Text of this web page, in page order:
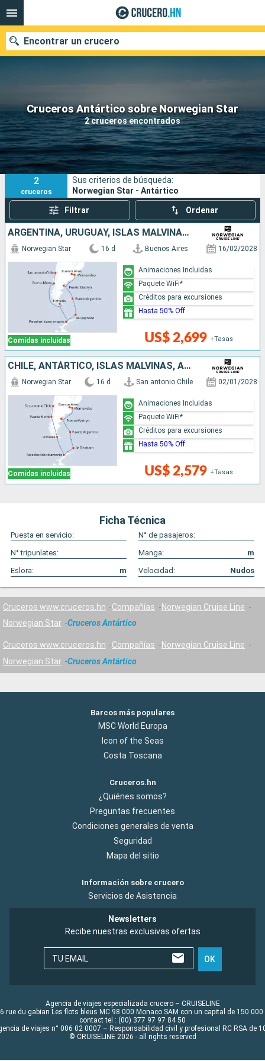
Cruceros Antártico sobre Norwegian Star
2 cruceros encontrados
Encontrar un crucero
Nuestros destinos
Fecha de salida
Puertos Compañías
Buscar
2
cruceros
Sus criterios de búsqueda:
Norwegian Star - Antártico
Filtrar Ordenar
ARGENTINA, URUGUAY, ISLAS MALVINAS, ANTÁRTICO, CHILE
Comidas incluidas
Norwegian Star 16 d Buenos Aires 16/02/2028
US$ 2,699 +Tasas
Animaciones Incluidas
Paquete WiFi*
Créditos para excursiones
Hasta 50% Off
CHILE, ANTÁRTICO, ISLAS MALVINAS, ARGENTINA, URUGUAY
Comidas incluidas
Norwegian Star 16 d San antonio Chile 02/01/2028
US$ 2,579 +Tasas
Animaciones Incluidas
Paquete WiFi*
Créditos para excursiones
Hasta 50% Off
Ficha Técnica
Puesta en servicio:
N° de pasajeros:
N° tripunlates:
Manga:
m
Eslora:
m Velocidad: Nudos
Cruceros www.cruceros.hn Compañías
Norwegian Cruise Line
Norwegian Star
Cruceros Antártico
Cruceros www.cruceros.hn Compañías
Norwegian Cruise Line
Norwegian Star
Cruceros Antártico
Barcos más populares
MSC World Europa
Icon of the Seas
Costa Toscana
Cruceros.hn
¿Quiénes somos?
Preguntas frecuentes
Condiciones generales de venta
Seguridad
Mapa del sitio
Información sobre crucero
Servicios de Asistencia
Newsletters
Recibe nuestras exclusivas ofertas
TU EMAIL OK
Agencia de viajes especializada crucero – CRUISELINE
rue du gabian Les flots bleus MC 98 000 Monaco SAM con un capital de 150 000
contact tel : (00) 377 97 97 84 50
de viajes n° 006 02 0007 – Responsabilidad civil y profesional RC RSA de
© CRUISELINE 2026 - all rights reserved